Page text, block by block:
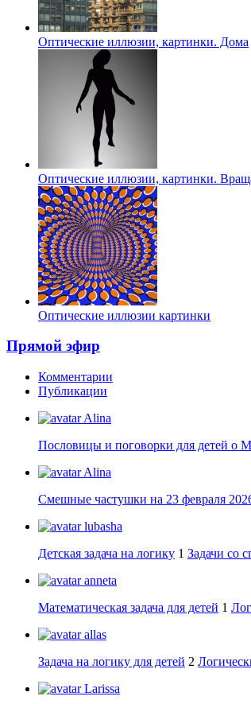
Оптические иллюзии, картинки. Дома
Оптические иллюзии, картинки.
Оптические иллюзии картинки
Прямой эфир
Комментарии
Публикации
Alina
Пословицы и поговорки для детей о
Alina
Смешные частушки на 23 февраля
lubasha
Детская задача на логику 1 Задачи со
anneta
Математическая задача для детей 1
allas
Задача на логику для детей 2
Larissa